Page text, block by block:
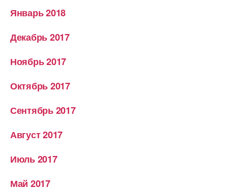
Январь 2018
Декабрь 2017
Ноябрь 2017
Октябрь 2017
Сентябрь 2017
Август 2017
Июль 2017
Май 2017